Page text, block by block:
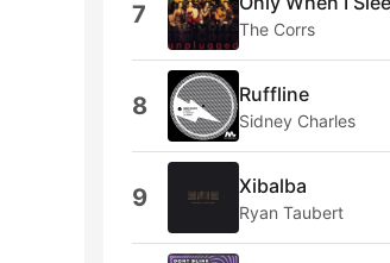
7 The Corrs
8 Ruffline
Sidney Charles
9 Xibalba
Ryan Taubert